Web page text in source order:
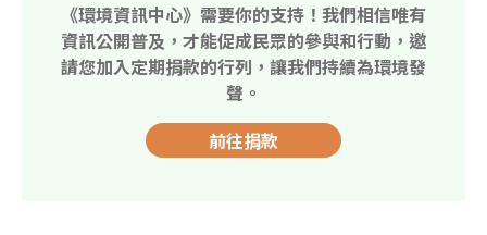
《環境資訊中心》需要你的支持！我們相信唯有
資訊公開普及，才能促成民眾的參與和行動，邀
請您加入定期捐款的行列，讓我們持續為環境發
聲。
前往捐款